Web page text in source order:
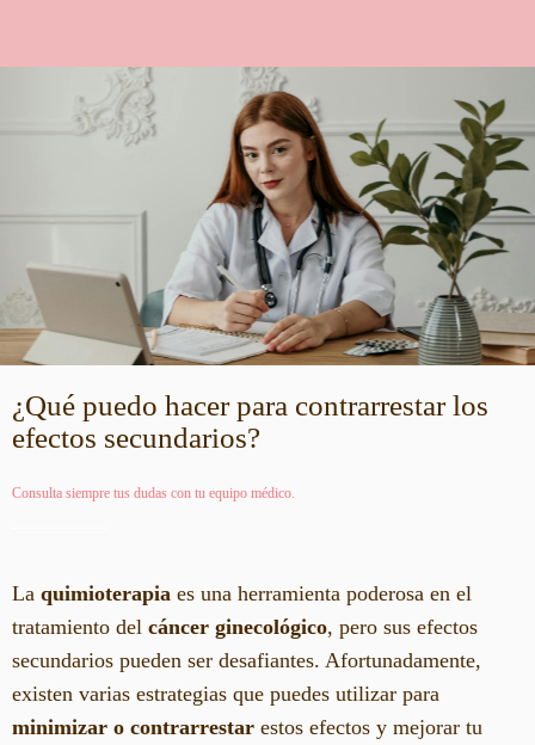
¿Qué puedo hacer para contrarrestar los
efectos secundarios?
Consulta siempre tus dudas con tu equipo médico.
La quimioterapia es una herramienta poderosa en el
tratamiento del cáncer ginecológico, pero sus efectos
secundarios pueden ser desafiantes. Afortunadamente,
existen varias estrategias que puedes utilizar para
minimizar o contrarrestar estos efectos y mejorar tu